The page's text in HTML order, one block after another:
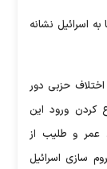
به اسرائیل نشانه
حزبی دور
کردن ورود این
عمر و طلیب از
سازی اسرائیل